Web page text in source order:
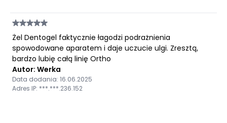
Żel Dentogel faktycznie łagodzi podrażnienia
spowodowane aparatem i daje uczucie ulgi. Zresztą,
bardzo lubię całą linię Ortho
Autor: Werka
Data dodania: 16.06.2025
Adres IP: ***.***.236.152